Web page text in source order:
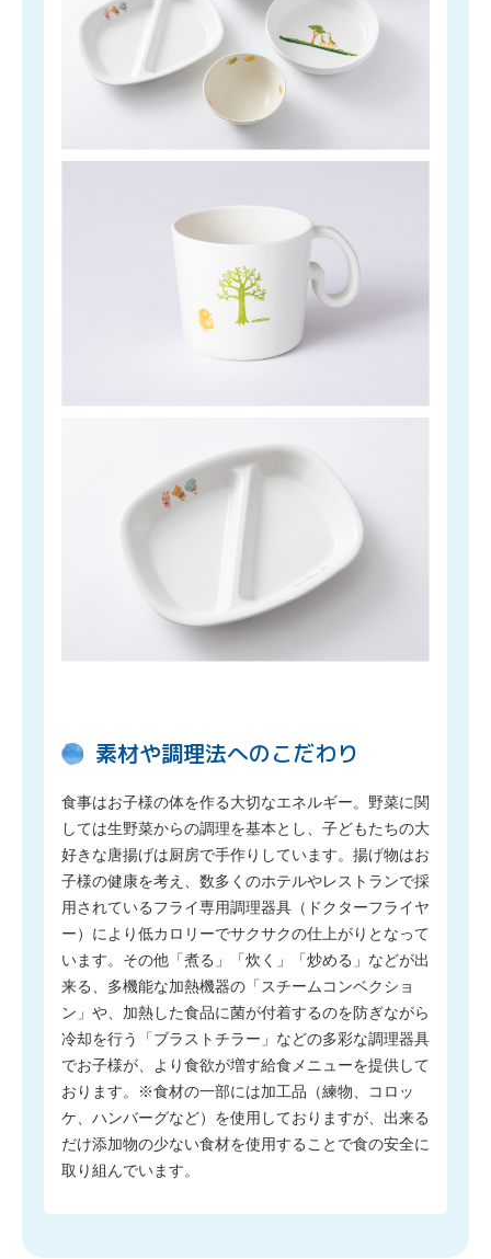
素材や調理法へのこだわり
食事はお子様の体を作る大切なエネルギー。野菜に関
しては生野菜からの調理を基本とし、子どもたちの大
好きな唐揚げは厨房で手作りしています。揚げ物はお
子様の健康を考え、数多くのホテルやレストランで採
用されているフライ専用調理器具（ドクターフライヤ
ー）により低カロリーでサクサクの仕上がりとなって
います。その他「煮る」「炊く」「炒める」などが出
来る、多機能な加熱機器の「スチームコンベクショ
ン」や、加熱した食品に菌が付着するのを防ぎながら
冷却を行う「ブラストチラー」などの多彩な調理器具
でお子様が、より食欲が増す給食メニューを提供して
おります。※食材の一部には加工品（練物、コロッ
ケ、ハンバーグなど）を使用しておりますが、出来る
だけ添加物の少ない食材を使用することで食の安全に
取り組んでいます。